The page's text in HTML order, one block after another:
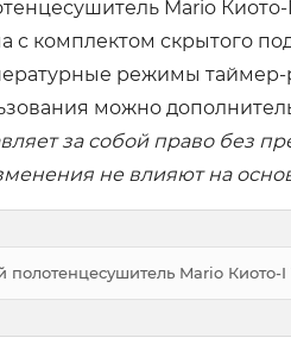
Mario
с комплектом скрытого
режимы таймер-
можно
за собой право без
не влияют на
полотенцесушитель Mario Киото-I